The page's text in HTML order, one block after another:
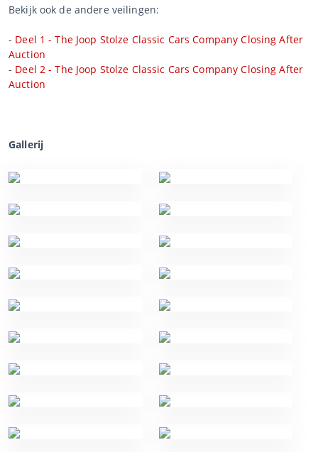
Bekijk ook de andere veilingen:
- Deel 1 - The Joop Stolze Classic Cars Company Closing After
Auction
- Deel 2 - The Joop Stolze Classic Cars Company Closing After
Auction
Gallerij